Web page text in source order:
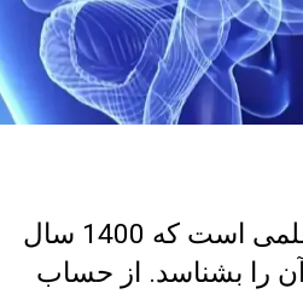
قرآن حاوی دانش علمی است که 1400 سال
را بشناسد. از حساب